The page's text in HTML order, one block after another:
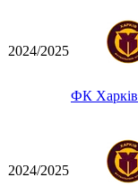
2024/2025
ФК Харків
2024/2025